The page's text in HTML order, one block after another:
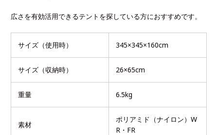
広さを有効活用できるテントを探している方におすすめです。
サイズ（使用時） 345×345×160cm
サイズ（収納時） 26×65cm
重量 6.5kg
素材
ポリアミド（ナイロン）W
R・FR